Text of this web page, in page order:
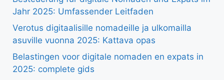
Jahr 2025: Umfassender Leitfaden
Verotus digitaalisille nomadeille ja ulkomailla
asuville vuonna 2025: Kattava opas
Belastingen voor digitale nomaden en expats in
2025: complete gids